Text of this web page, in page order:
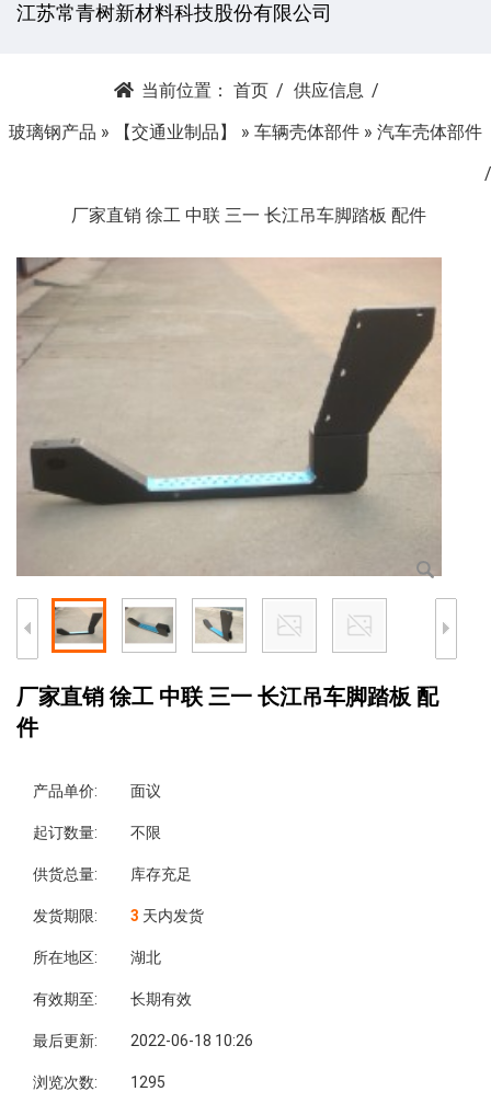
杭州昕劲复材科技有限公司
当前位置： 首页
供应信息
玻璃钢产品 » 【交通业制品】 » 车辆壳体部件 » 汽车壳体部件
厂家直销 徐工 中联 三一 长江吊车脚踏板 配件
厂家直销 徐工 中联 三一 长江吊车脚踏板 配
件
产品单价: 面议
起订数量: 不限
供货总量: 库存充足
发货期限: 3 天内发货
所在地区: 湖北
有效期至: 长期有效
最后更新: 2022-06-18 10:26
浏览次数: 1295